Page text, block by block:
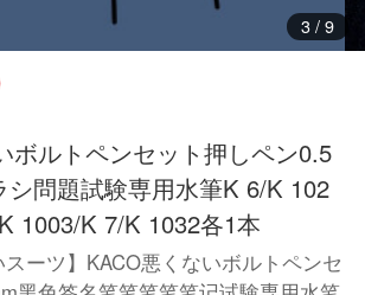
3/ 9
ボルトペンセット押しペン0.5
シ問題試験専用水筆K 6/K 102
1003/K 7/K 1032各1本
スーツ】KACO悪くないボルトペンセ